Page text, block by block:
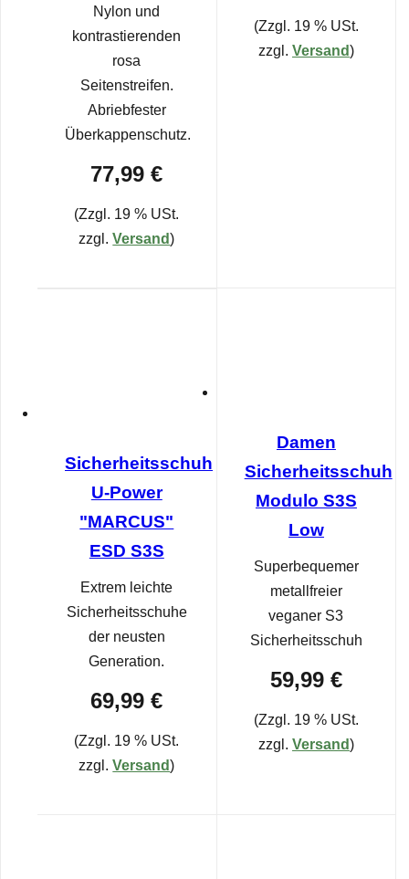
Nylon und
kontrastierenden
rosa
Seitenstreifen.
Abriebfester
Überkappenschutz.
77,99 €
(Zzgl. 19 % USt.
zzgl.Versand)
(Zzgl. 19 % USt.
zzgl. Versand)
Sicherheitsschuh
U-Power
"MARCUS"
ESD S3S
Extrem leichte
Sicherheitsschuhe
der neusten
Generation.
69,99 €
(Zzgl. 19 % USt.
zzgl.Versand)
Damen
Sicherheitsschuh
Modulo S3S
Low
Superbequemer
metallfreier
veganer S3
Sicherheitsschuh
59,99 €
(Zzgl. 19 % USt.
zzgl. Versand)